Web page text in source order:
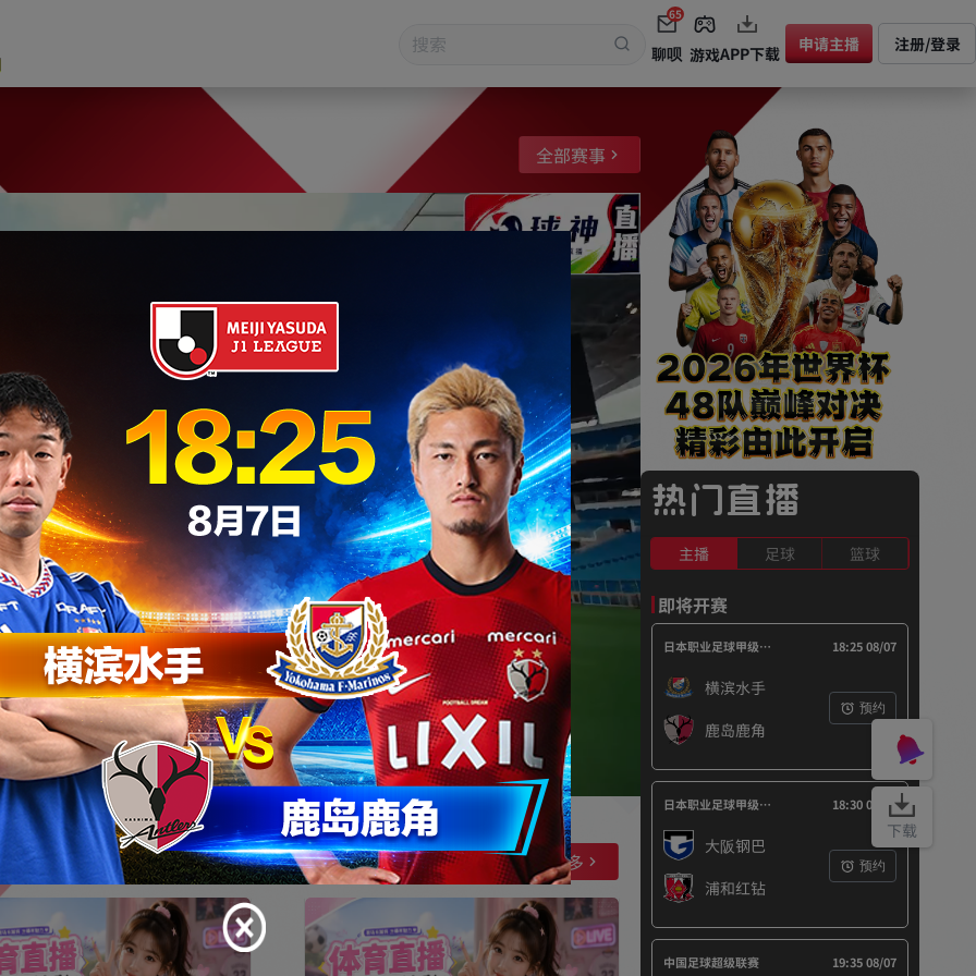
下载
65
聊呗 游戏APP下载 申请主播 注册/登录
全部赛事
查看更多
热门直播
主播 足球 篮球
即将开赛
日本职业足球甲级联赛（J1） 18:25 08/07
横滨水手
鹿岛鹿角
预约
日本职业足球甲级联赛（J1） 18:30 08/07
大阪钢巴
浦和红钻
预约
中国足球超级联赛 19:35 08/07